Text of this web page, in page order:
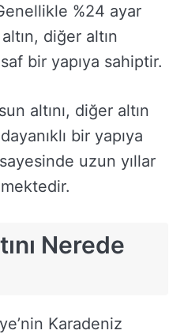
%24 ayar
diğer altın
bir yapıya sahiptir.
altını, diğer altın
bir yapıya
uzun yıllar
Nerede
Karadeniz